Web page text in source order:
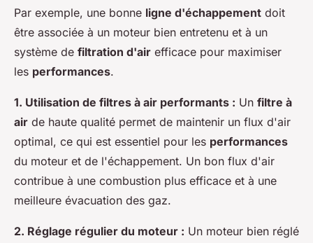
Par exemple, une bonne ligne d'échappement doit
être associée à un moteur bien entretenu et à un
système de filtration d'air efficace pour maximiser
les performances.
1. Utilisation de filtres à air performants : Un filtre à
air de haute qualité permet de maintenir un flux d'air
optimal, ce qui est essentiel pour les performances
du moteur et de l'échappement. Un bon flux d'air
contribue à une combustion plus efficace et à une
meilleure évacuation des gaz.
2. Réglage régulier du moteur : Un moteur bien réglé